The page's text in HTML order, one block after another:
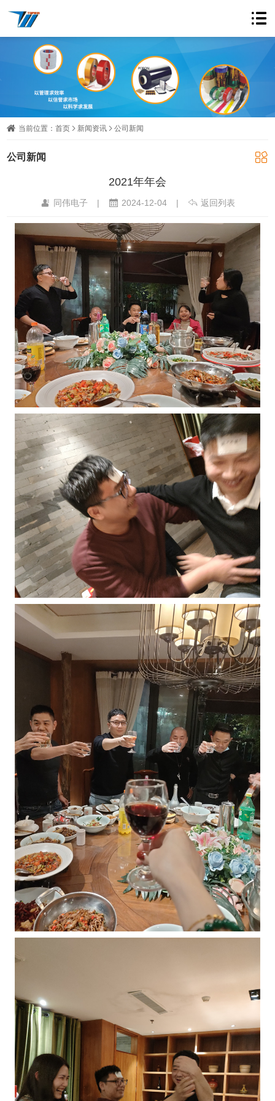
当前位置：首页 新闻资讯 公司新闻
公司新闻
2021年年会
同伟电子 | 2024-12-04 | 返回列表